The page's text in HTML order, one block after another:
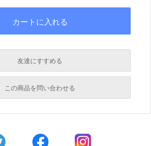
友達にすすめる
必須
この商品を問い合わせる